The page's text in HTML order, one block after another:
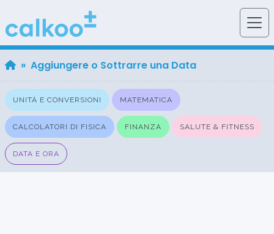
» Aggiungere o Sottrarre una Data
UNITÀ E CONVERSIONI MATEMATICA
CALCOLATORI DI FISICA FINANZA SALUTE & FITNESS
DATA E ORA